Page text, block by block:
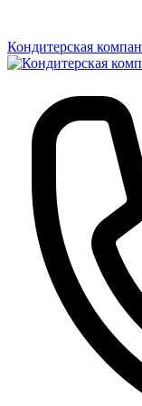
Кондитерская